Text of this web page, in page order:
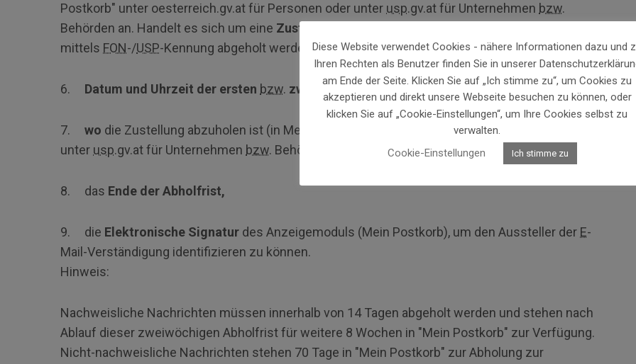
Postkorb" unter oesterreich.gv.at für Personen oder unter usp.gv.at für Unternehmen bzw.
Behörden an. Handelt es sich um eine Zustellung ohne Zustellnachweis
mittels FON-/USP-Kennung abgeholt werden)
6. Datum und Uhrzeit der ersten bzw. zweiten E-Mail Benachrichtigung ,
7. wo die Zustellung abzuholen ist (in Mein Postkorb unter oesterreich.gv.at für Personen oder
unter usp.gv.at für Unternehmen bzw. Behörden),
8. das Ende der Abholfrist,
9. die Elektronische Signatur des Anzeigemoduls (Mein Postkorb), um den Aussteller der E-
Mail-Verständigung identifizieren zu können.
Hinweis:
Nachweisliche Nachrichten müssen innerhalb von 14 Tagen abgeholt werden und stehen nach
Ablauf dieser zweiwöchigen Abholfrist für weitere 8 Wochen in "Mein Postkorb" zur Verfügung.
Nicht-nachweisliche Nachrichten stehen 70 Tage in "Mein Postkorb" zur Abholung zur
Diese Website verwendet Cookies - nähere Informationen dazu und
Ihren Rechten als Benutzer finden Sie in unserer
am Ende der Seite. Klicken Sie auf „Ich stimme zu“, um Cookies zu
akzeptieren und direkt unsere Webseite besuchen zu können, oder
klicken Sie auf „Cookie-Einstellungen“, um Ihre Cookies selbst zu
verwalten.
Cookie-Einstellungen
Ich stimme zu